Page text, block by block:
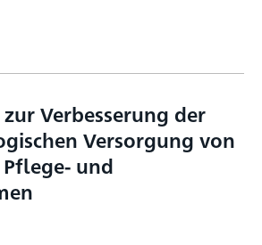
Verbesserung der
Versorgung von
und